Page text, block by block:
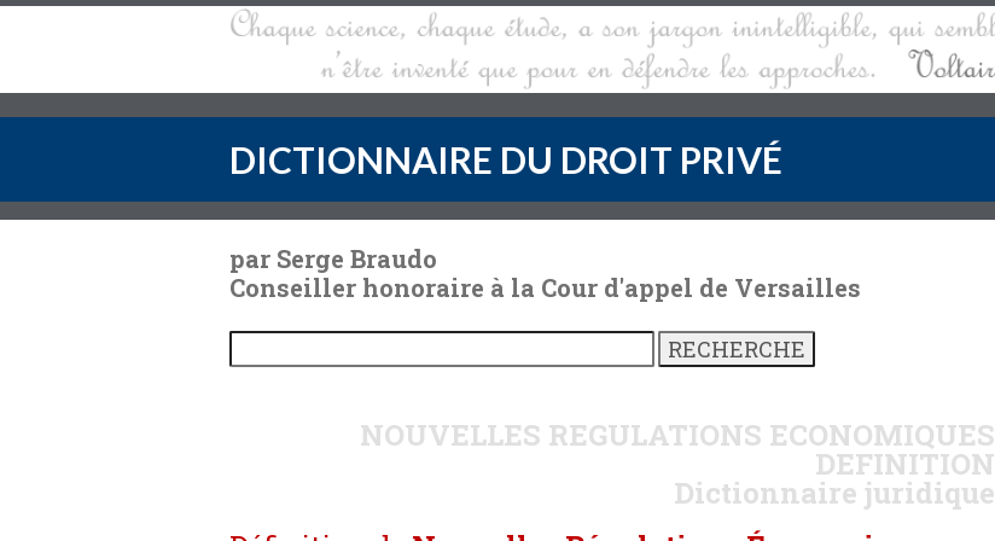
DICTIONNAIRE DU DROIT PRIVÉ
par Serge Braudo
Conseiller honoraire à la Cour d'appel de Versailles
NOUVELLES REGULATIONS ECONOMIQUES
DEFINITION
Dictionnaire juridique